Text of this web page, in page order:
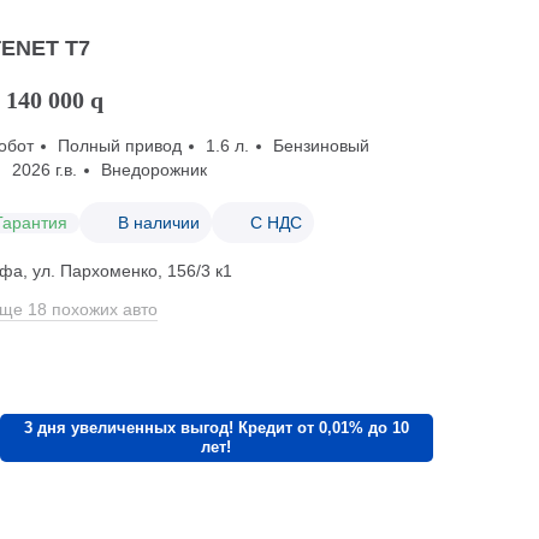
T7
140 000 q
Полный привод 1.6 л.
Бензиновый
2026 г.в.
Внедорожник
В наличии С НДС
ул. Пархоменко, 156/3 к1
18 похожих авто
3 дня увеличенных выгод! Кредит от 0,01% до 10
лет!